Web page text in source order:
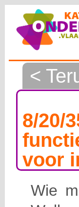
<
8/20/
voor
Wie